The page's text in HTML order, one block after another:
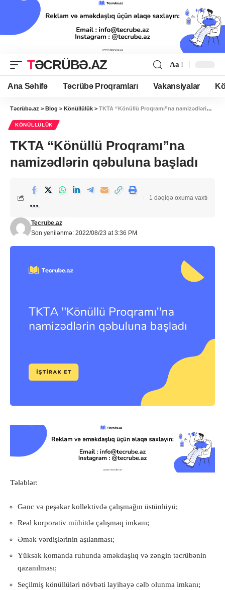
TƏCRÜBƏ.AZ Aa
Ana Səhifə Təcrübə Proqramları Vakansiyalar
Təcrübə.az > Blog > Könüllülük > TKTA “Könüllü Proqramı”na namizədlərin qəbuluna başladı
KÖNÜLLÜLÜK
TKTA “Könüllü Proqramı”na
namizədlərin qəbuluna başladı
Son yenilənmə: 2022/08/23 at 3:36 PM
Tecrube.az
1 dəqiqə oxuma vaxtı
Tələblər:
Gənc və peşəkar kollektivdə çalışmağın üstünlüyü;
Real korporativ mühitdə çalışmaq imkanı;
Əmək vərdişlərinin aşılanması;
Yüksək komanda ruhunda əməkdaşlıq və zəngin təcrübənin
qazanılması;
Seçilmiş könüllüləri növbəti layihəyə cəlb olunma imkanı;